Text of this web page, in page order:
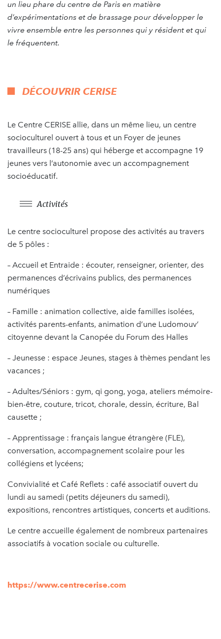
un lieu phare du centre de Paris en matière
d’expérimentations et de brassage pour développer le
vivre ensemble entre les personnes qui y résident et qui
le fréquentent.
DÉCOUVRIR CERISE
Le Centre CERISE allie, dans un même lieu, un centre
socioculturel ouvert à tous et un Foyer de jeunes
travailleurs (18-25 ans) qui héberge et accompagne 19
jeunes vers l’autonomie avec un accompagnement
socioéducatif.
Activités
Le centre socioculturel propose des activités au travers
de 5 pôles :
– Accueil et Entraide : écouter, renseigner, orienter, des
permanences d’écrivains publics, des permanences
numériques
– Famille : animation collective, aide familles isolées,
activités parents-enfants, animation d’une Ludomouv’
citoyenne devant la Canopée du Forum des Halles
– Jeunesse : espace Jeunes, stages à thèmes pendant les
vacances ;
– Adultes/Séniors : gym, qi gong, yoga, ateliers mémoire-
bien-être, couture, tricot, chorale, dessin, écriture, Bal
causette ;
– Apprentissage : français langue étrangère (FLE),
conversation, accompagnement scolaire pour les
collégiens et lycéens;
Convivialité et Café Reflets : café associatif ouvert du
lundi au samedi (petits déjeuners du samedi),
expositions, rencontres artistiques, concerts et auditions.
Le centre accueille également de nombreux partenaires
associatifs à vocation sociale ou culturelle.
https://www.centrecerise.com